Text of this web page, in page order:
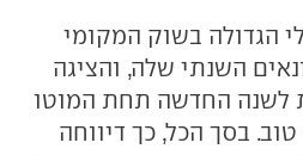
הגדולה בשוק המקומי
השנתי שלה, והציגה
לשנה החדשה תחת המוטו
בסך הכל, כך דיווחה